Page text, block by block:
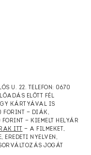
U. 22. TELEFON: 0670
ELŐTT FÉL
KÁRTYÁVAL IS
FORINT — DIÁK,
— KIEMELT HELYÁR
ITT
— A FILMEKET,
EREDETI NYELVEN,
JOGÁT